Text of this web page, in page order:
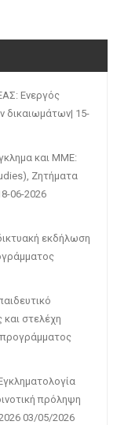
Ενεργός
δικαιωμάτων| 15-
και ΜΜΕ:
Ζητήματα
06-2026
εκδήλωση
και στελέχη
πρόληψη
03/05/2026